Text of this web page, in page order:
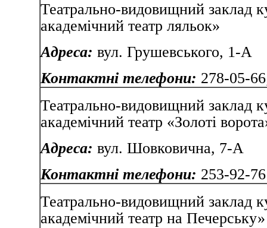
Театрально-видовищний заклад
академічний театр ляльок»
Адреса: вул. Грушевського, 1-А
Контактні телефони: 278-05-
Театрально-видовищний заклад
академічний театр «Золоті
Адреса: вул.
Контактні телефони: 253-92-76
Театрально-видовищний заклад
академічний театр на Печерську»